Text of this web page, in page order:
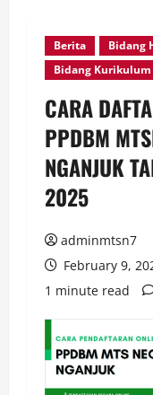
Berita
Bidang
Bidang Kurikulum
CARA
PPDBM
NGANJUK
2025
adminmtsn7
February 9,
1 minute read